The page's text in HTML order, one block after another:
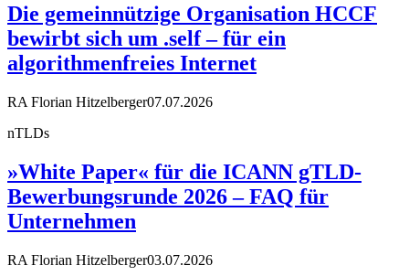
Die gemeinnützige Organisation HCCF
bewirbt sich um .self – für ein
algorithmenfreies Internet
RA Florian Hitzelberger07.07.2026
nTLDs
»White Paper« für die ICANN gTLD-
Bewerbungsrunde 2026 – FAQ für
Unternehmen
RA Florian Hitzelberger03.07.2026